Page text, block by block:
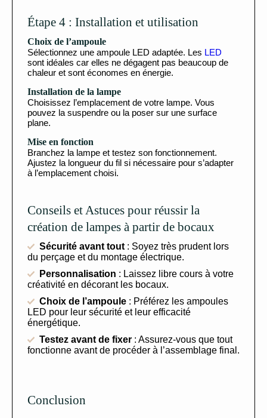
Étape 4 : Installation et utilisation
Choix de l’ampoule
Sélectionnez une ampoule LED adaptée. Les LED
sont idéales car elles ne dégagent pas beaucoup de
chaleur et sont économes en énergie.
Installation de la lampe
Choisissez l’emplacement de votre lampe. Vous
pouvez la suspendre ou la poser sur une surface
plane.
Mise en fonction
Branchez la lampe et testez son fonctionnement.
Ajustez la longueur du fil si nécessaire pour s’adapter
à l’emplacement choisi.
Conseils et Astuces pour réussir la
création de lampes à partir de bocaux
Sécurité avant tout : Soyez très prudent lors
du perçage et du montage électrique.
Personnalisation : Laissez libre cours à votre
créativité en décorant les bocaux.
Choix de l’ampoule : Préférez les ampoules
LED pour leur sécurité et leur efficacité
énergétique.
Testez avant de fixer : Assurez-vous que tout
fonctionne avant de procéder à l’assemblage final.
Conclusion